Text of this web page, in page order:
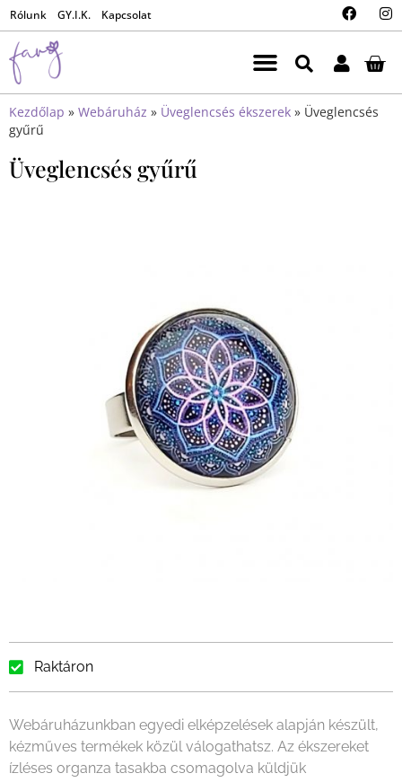
Rólunk GY.I.K. Kapcsolat
Kezdőlap » Webáruház » Üveglencsés ékszerek » Üveglencsés
gyűrű
Üveglencsés gyűrű
Raktáron
Webáruházunkban egyedi elképzelések alapján készült,
kézműves termékek közül válogathatsz. Az ékszereket
ízléses organza tasakba csomagolva küldjük